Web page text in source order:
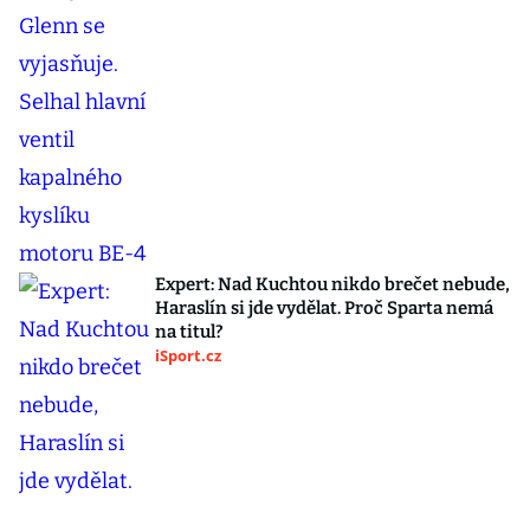
Expert: Nad Kuchtou nikdo brečet nebude,
Haraslín si jde vydělat. Proč Sparta nemá
na titul?
iSport.cz